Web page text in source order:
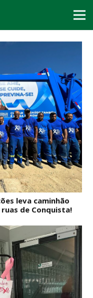
leva caminhão
de Conquista!